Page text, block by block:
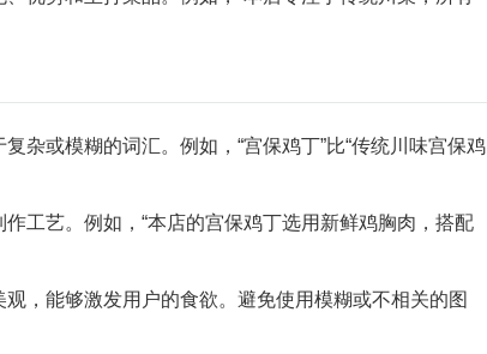
杂或模糊的词汇。例如，“宫保鸡丁”比“传统川味宫保鸡
工艺。例如，“本店的宫保鸡丁选用新鲜鸡胸肉，搭配
，能够激发用户的食欲。避免使用模糊或不相关的图